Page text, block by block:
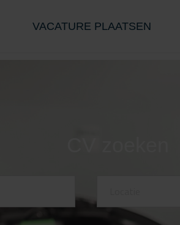
VACATURE PLAATSEN